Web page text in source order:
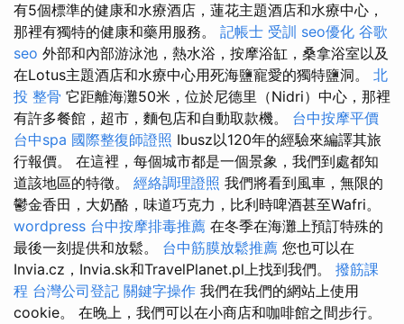
有5個標準的健康和水療酒店，蓮花主題酒店和水療中心，
那裡有獨特的健康和藥用服務。 記帳士 受訓 seo優化 谷歌
seo 外部和內部游泳池，熱水浴，按摩浴缸，桑拿浴室以及
在Lotus主題酒店和水療中心用死海鹽寵愛的獨特鹽洞。 北
投 整骨 它距離海灘50米，位於尼德里（Nidri）中心，那裡
有許多餐館，超市，麵包店和自動取款機。 台中按摩平價
台中spa 國際整復師證照 Ibusz以120年的經驗來編譯其旅
行報價。 在這裡，每個城市都是一個景象，我們到處都知
道該地區的特徵。 經絡調理證照 我們將看到風車，無限的
鬱金香田，大奶酪，味道巧克力，比利時啤酒甚至Wafri。
wordpress 台中按摩排毒推薦 在冬季在海灘上預訂特殊的
最後一刻提供和放鬆。 台中筋膜放鬆推薦 您也可以在
Invia.cz，Invia.sk和TravelPlanet.pl上找到我們。 撥筋課
程 台灣公司登記 關鍵字操作 我們在我們的網站上使用
cookie。 在晚上，我們可以在小商店和咖啡館之間步行。